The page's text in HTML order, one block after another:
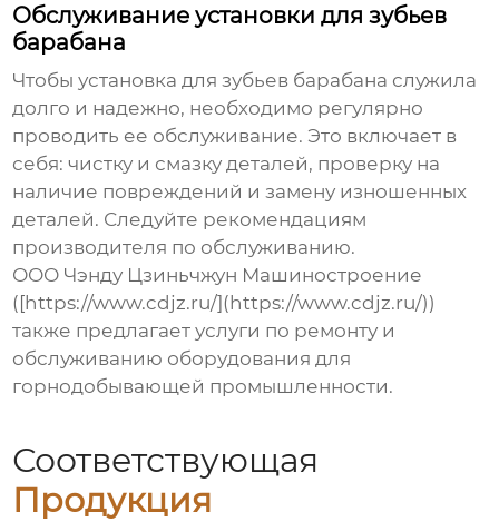
Обслуживание установки для зубьев
барабана
Чтобыустановка для зубьев барабана служила
долго и надежно, необходимо регулярно
проводить ее обслуживание. Это включает в
себя: чистку и смазку деталей, проверку на
наличие повреждений и замену изношенных
деталей. Следуйте рекомендациям
производителя по обслуживанию.
ООО Чэнду Цзиньчжун Машиностроение
([https://www.cdjz.ru/](https://www.cdjz.ru/))
также предлагает услуги по ремонту и
обслуживанию оборудования для
горнодобывающей промышленности.
Соответствующая
Продукция